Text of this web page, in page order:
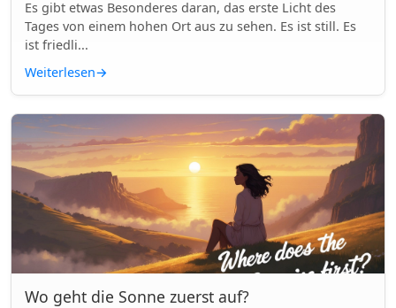
Es gibt etwas Besonderes daran, das erste Licht des
Tages von einem hohen Ort aus zu sehen. Es ist still. Es
ist friedli...
Weiterlesen→
Wo geht die Sonne zuerst auf?